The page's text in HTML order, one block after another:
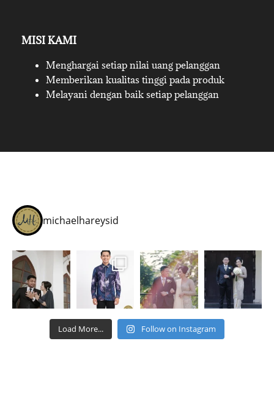
MISI KAMI
Menghargai setiap nilai uang pelanggan
Memberikan kualitas tinggi pada produk
Melayani dengan baik setiap pelanggan
michaelhareysid
Load More... Follow on Instagram